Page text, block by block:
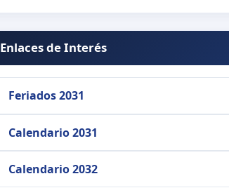
Enlaces de Interés
Feriados 2031
Calendario 2031
Calendario 2032